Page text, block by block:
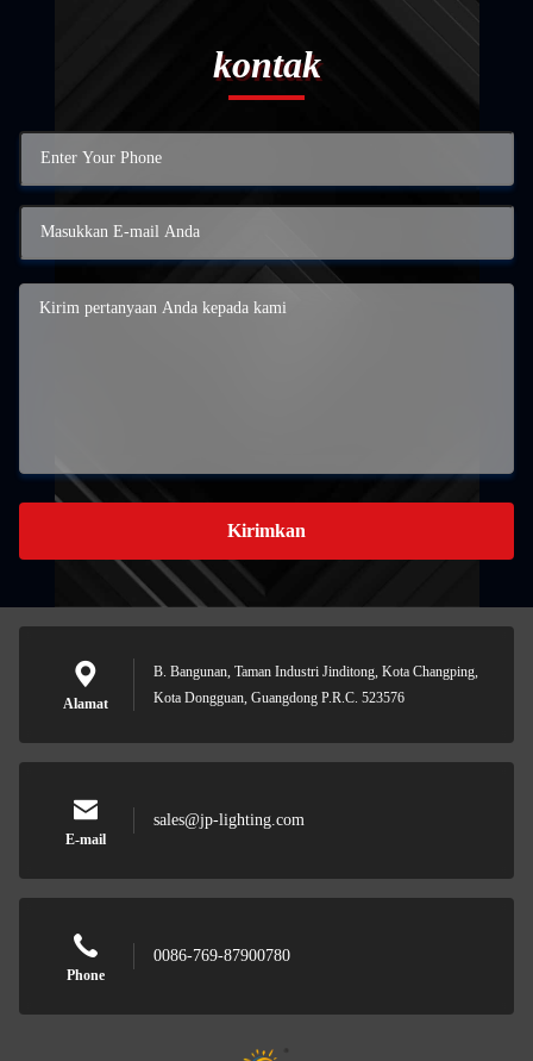
kontak
Kirimkan
Alamat
B. Bangunan, Taman Industri Jinditong, Kota Changping,
Kota Dongguan, Guangdong P.R.C. 523576
E-mail
sales@jp-lighting.com
Phone
0086-769-87900780